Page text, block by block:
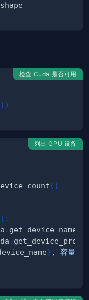
检查 Cuda 是否可用
( )
列出 GPU 设备
( )
) :
. get_device_name
.
} , 容量: